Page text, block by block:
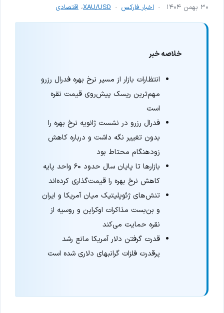
۳۰ بهمن ۱۴۰۴ اخبار فارکس XAU/USD، اقتصادی
خلاصه خبر
انتظارات بازار از مسیر نرخ بهره فدرال رزرو
مهم‌ترین ریسک پیش‌روی قیمت نقره
است
فدرال رزرو در نشست ژانویه نرخ بهره را
بدون تغییر نگه داشت و درباره کاهش
زودهنگام محتاط بود
بازارها تا پایان سال حدود ۶۰ واحد پایه
کاهش نرخ بهره را قیمت‌گذاری کرده‌اند
تنش‌های ژئوپلیتیک میان آمریکا و ایران
و بن‌بست مذاکرات اوکراین و روسیه از
نقره حمایت می‌کند
قدرت گرفتن دلار آمریکا مانع رشد
پرقدرت فلزات گرانبهای دلاری شده است